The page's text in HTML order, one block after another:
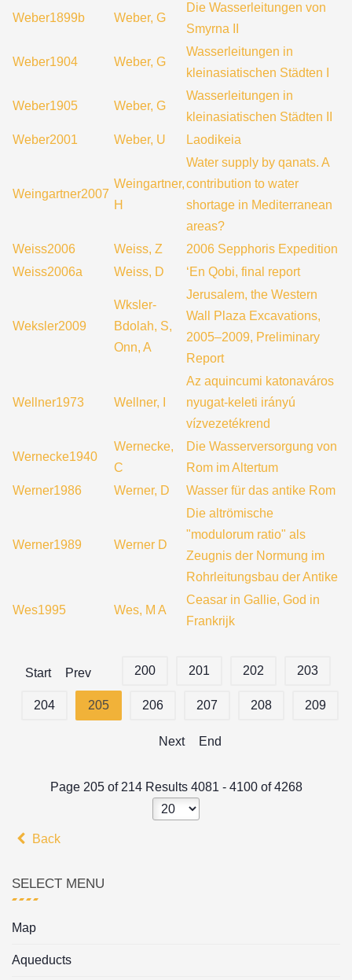
Weber1899b Weber, G
Die Wasserleitungen von
Smyrna II
Weber1904 Weber, G
Wasserleitungen in
kleinasiatischen Städten I
Weber1905 Weber, G
Wasserleitungen in
kleinasiatischen Städten II
Weber2001
Weber, U Laodikeia
Weingartner2007
Weingartner,
H
Water supply by qanats. A
contribution to water
shortage in Mediterranean
areas?
Weiss2006
Weiss, Z
2006 Sepphoris Expedition
Weiss2006a
Weiss, D ‘En Qobi, final report
Weksler2009
Wksler-
Bdolah, S,
Onn, A
Jerusalem, the Western
Wall Plaza Excavations,
2005–2009, Preliminary
Report
Wellner1973 Wellner, I
Az aquincumi katonaváros
nyugat-keleti irányú
vízvezetékrend
Wernecke1940
Wernecke,
C
Die Wasserversorgung von
Rom im Altertum
Werner1986
Werner, D Wasser für das antike Rom
Werner1989 Werner D
Die altrömische
"modulorum ratio" als
Zeugnis der Normung im
Rohrleitungsbau der Antike
Wes1995 Wes, M A
Ceasar in Gallie, God in
Frankrijk
Start Prev 200 201 202 203
204 205 206 207 208 209
Next End
Page 205 of 214 Results 4081 - 4100 of 4268
Back
SELECT MENU
Map
Aqueducts